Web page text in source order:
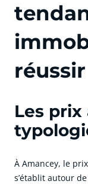
Les prix
À Amancey, le
s’établit autour